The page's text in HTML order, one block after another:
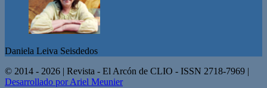
Daniela Leiva Seisdedos
© 2014 - 2026 | Revista - El Arcón de CLIO - ISSN 2718-7969 |
Desarrollado por Ariel Meunier